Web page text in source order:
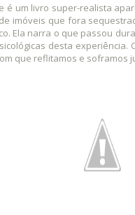
é um livro super-realista
imóveis que fora
Ela narra o que passou
desta experiência.
que reflitamos e soframos